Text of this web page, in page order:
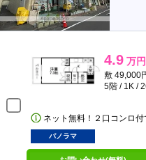
4.9 万円
敷 49,000
5階 / 1K /
ネット無料！２口コンロ付
パノラマ